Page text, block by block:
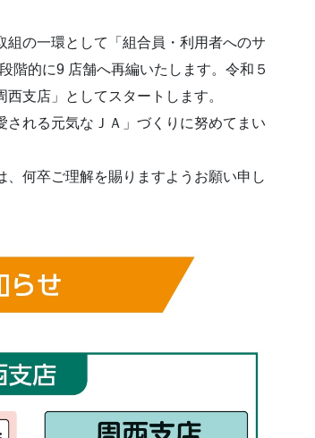
の一環として「組合員・利用者へのサ
階的に9 店舗へ再編いたします。令和５
支店」としてスタートします。
れる元気なＪＡ」づくりに努めてまい
何卒ご理解を賜りますようお願い申し